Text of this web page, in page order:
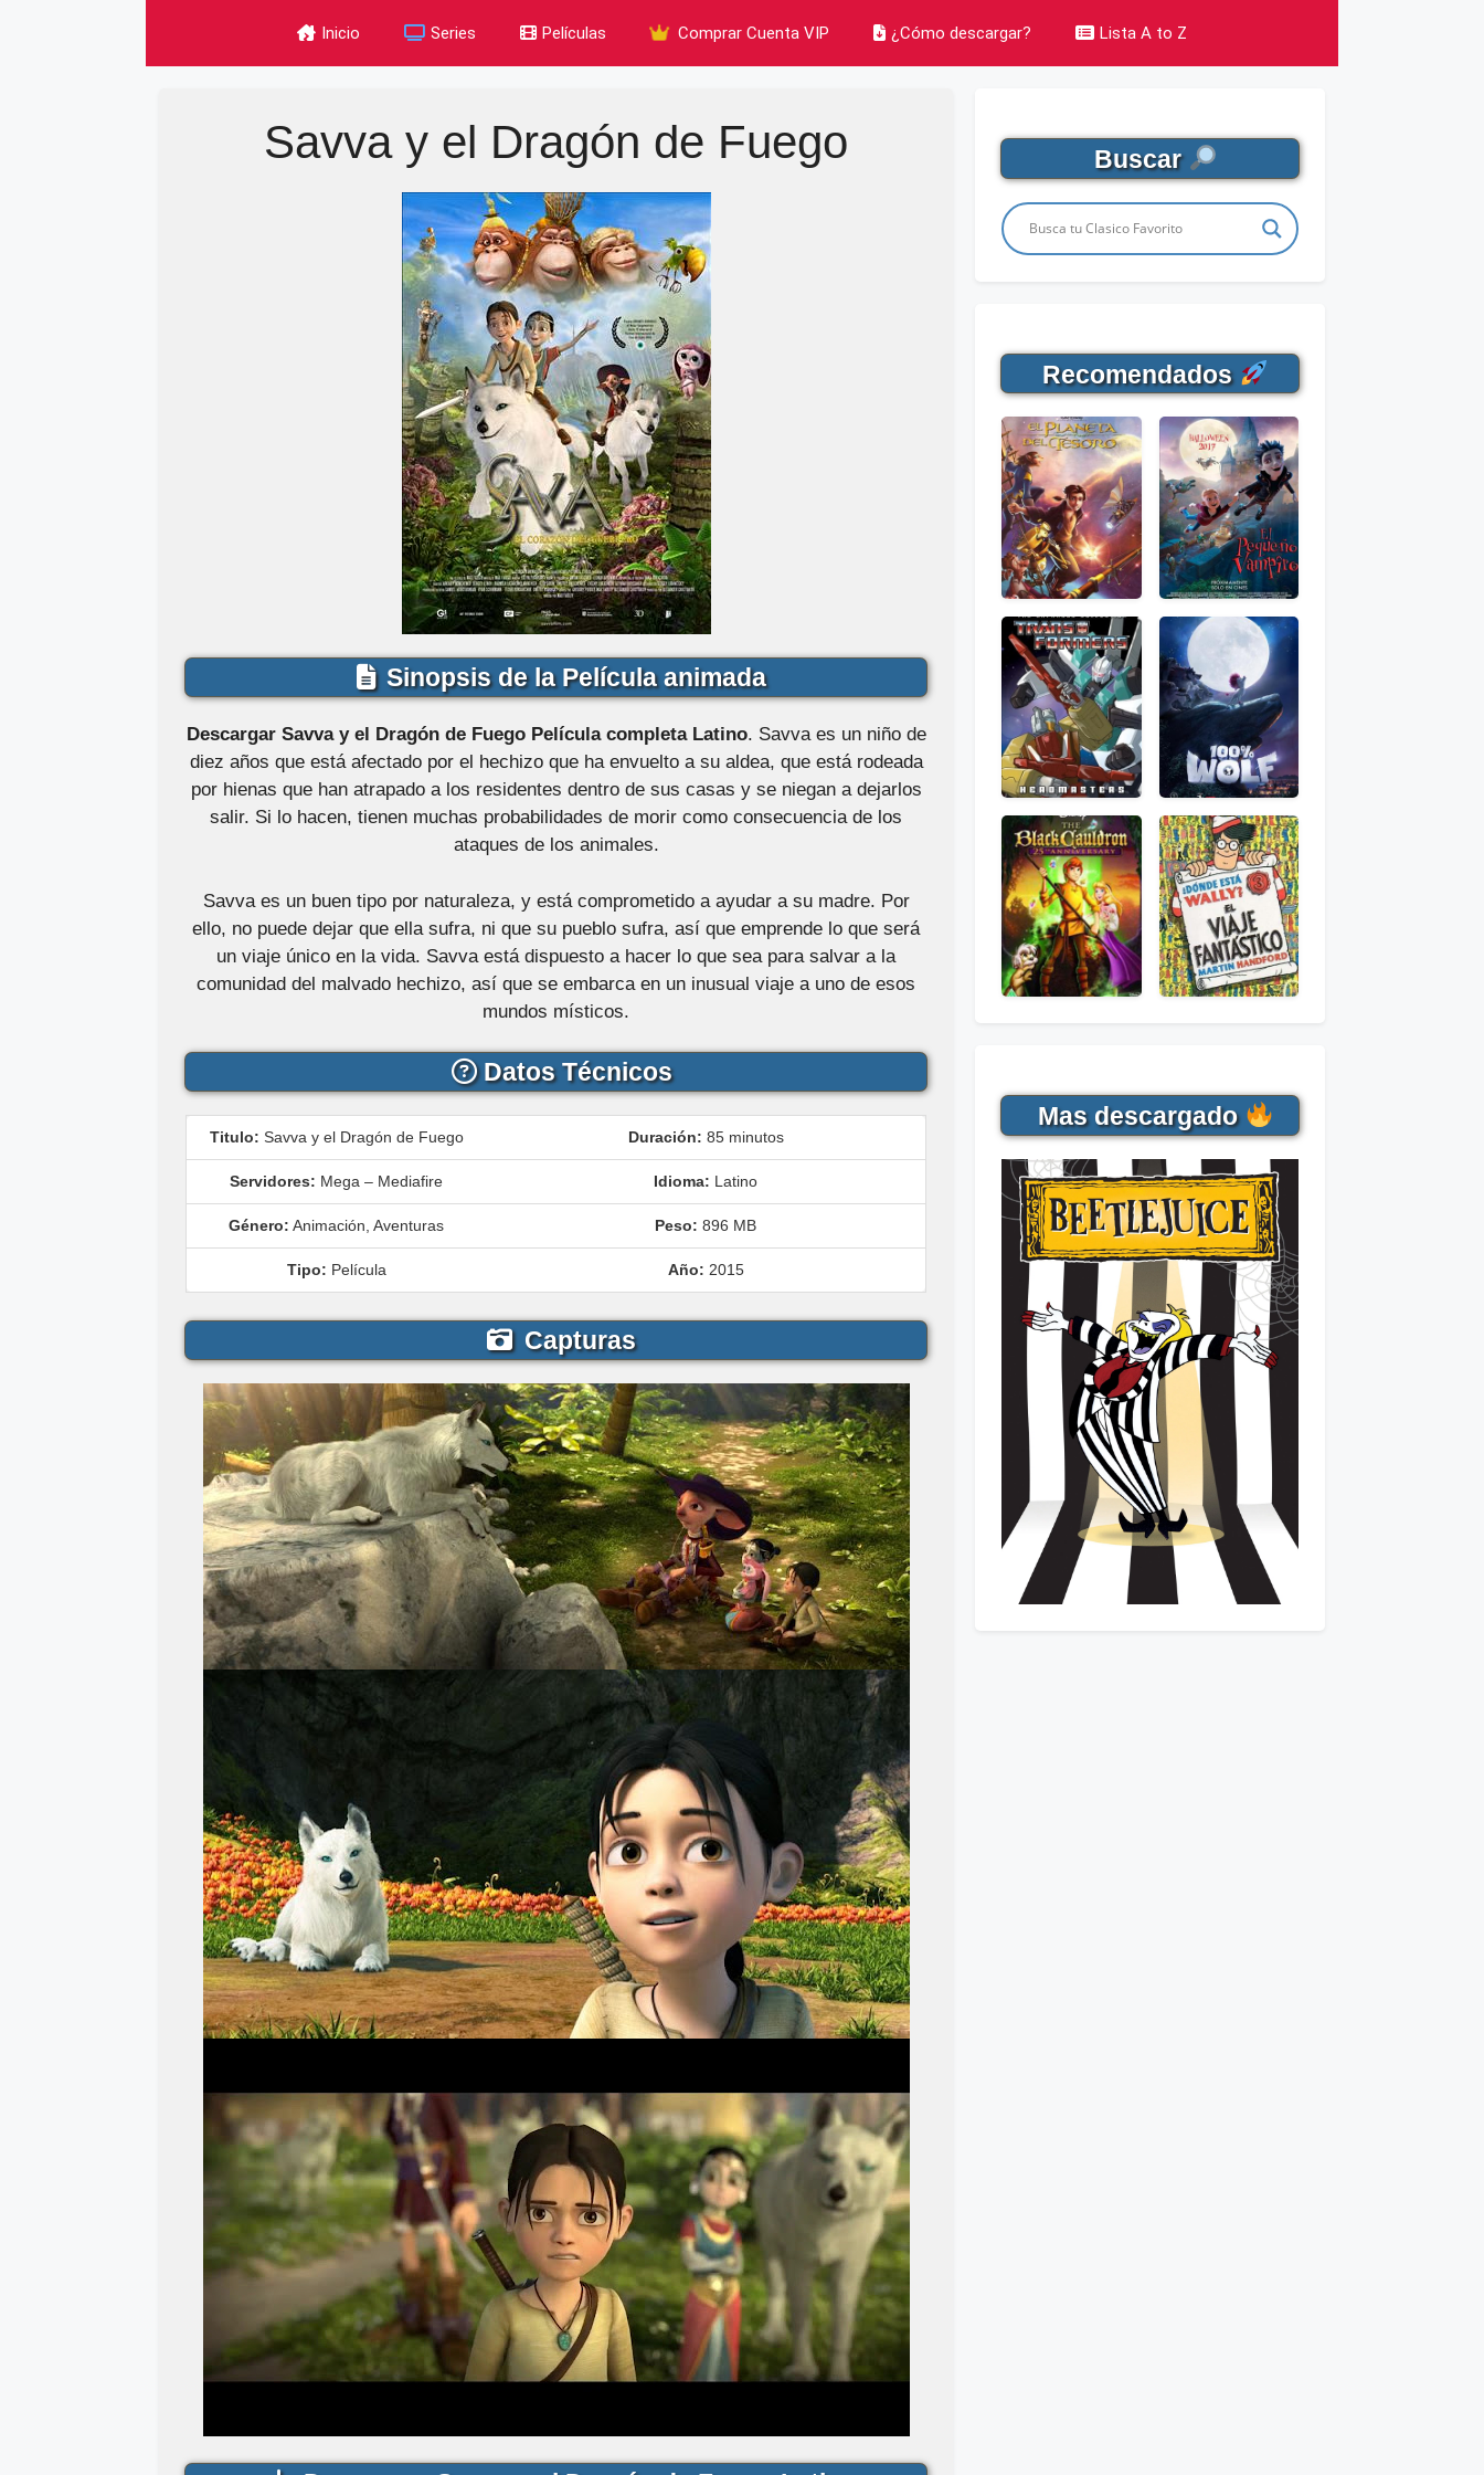
Inicio Series Películas Comprar Cuenta VIP ¿Cómo descargar? Lista A to Z
Savva y el Dragón de Fuego
Sinopsis de la Película animada
Descargar Savva y el Dragón de Fuego Película completa Latino. Savva es un niño de
diez años que está afectado por el hechizo que ha envuelto a su aldea, que está rodeada
por hienas que han atrapado a los residentes dentro de sus casas y se niegan a dejarlos
salir. Si lo hacen, tienen muchas probabilidades de morir como consecuencia de los
ataques de los animales.
Savva es un buen tipo por naturaleza, y está comprometido a ayudar a su madre. Por
ello, no puede dejar que ella sufra, ni que su pueblo sufra, así que emprende lo que será
un viaje único en la vida. Savva está dispuesto a hacer lo que sea para salvar a la
comunidad del malvado hechizo, así que se embarca en un inusual viaje a uno de esos
mundos místicos.
Datos Técnicos
Titulo: Savva y el Dragón de Fuego Duración: 85 minutos
Servidores: Mega – Mediafire Idioma: Latino
Género: Animación, Aventuras Peso: 896 MB
Tipo: Película Año: 2015
Capturas
Buscar
Recomendados
Mas descargado